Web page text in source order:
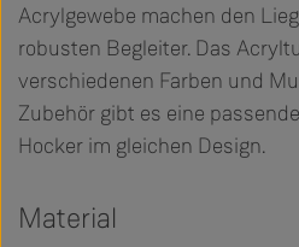
Acrylgewebe machen den
robusten Begleiter. Das
verschiedenen Farben und
Zubehör gibt es eine
Hocker im gleichen Design.
Material